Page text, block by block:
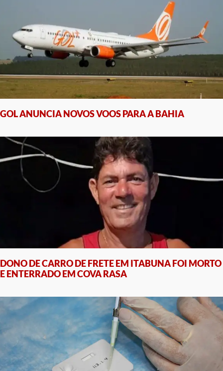
GOL ANUNCIA NOVOS VOOS PARA A BAHIA
DONO DE CARRO DE FRETE EM ITABUNA FOI MORTO
E ENTERRADO EM COVA RASA